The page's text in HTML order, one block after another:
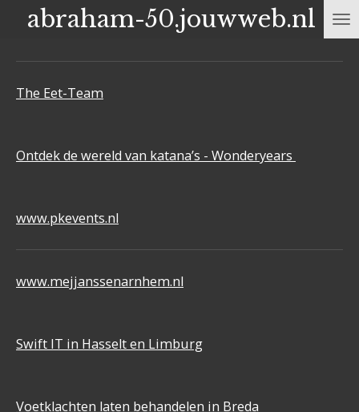
naar
de
abraham-50.jouwweb.nl
The Eet-Team
Ontdek de wereld van katana’s - Wonderyears
www.pkevents.nl
www.mejjanssenarnhem.nl
Swift IT in Hasselt en Limburg
Voetklachten laten behandelen in Breda